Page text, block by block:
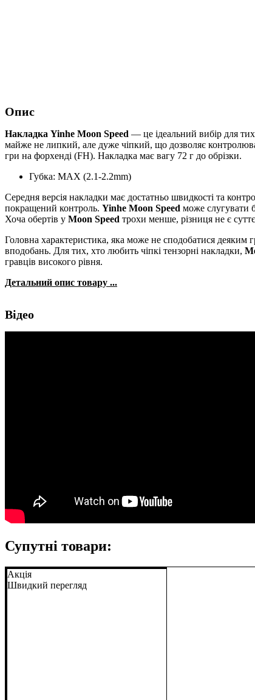
Опис
Накладка Yinhe Moon Speed — це ідеальний вибір для
майже не липкий, але дуже чіпкий, що дозволяє
гри на форхенді (FH). Накладка має вагу 72 г до обрізки.
Губка: MAX (2.1-2.2mm)
Середня версія накладки має достатньо швидкості та
покращений контроль. Yinhe Moon Speed може слугувати
Хоча обертів у Moon Speed трохи менше, різниця не є
Головна характеристика, яка може не сподобатися
вподобань. Для тих, хто любить чіпкі тензорні накладки,
гравців високого рівня.
Детальний опис товару ...
Відео
Супутні товари:
Акція
Швидкий перегляд